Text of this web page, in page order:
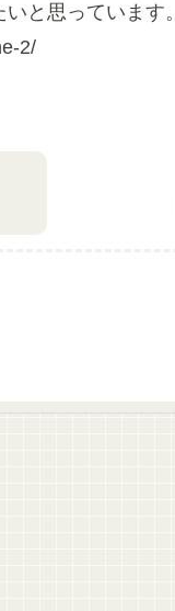
と思っています。
2/